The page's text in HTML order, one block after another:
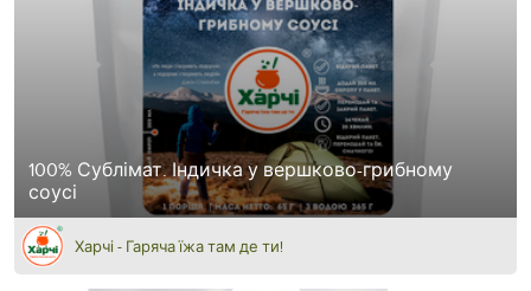
100% Сублімат. Індичка у вершково-грибному
соусі
Харчі - Гаряча їжа там де ти!